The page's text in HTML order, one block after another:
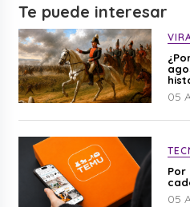
Te puede interesar
05
Por
05